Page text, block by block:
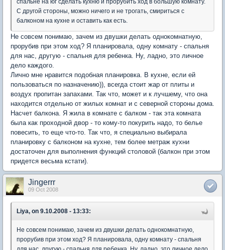
спальне на юг сделать кухню и прорубить ход в большую комнату.
С другой стороны, можно ничего и не трогать, смириться с
балконом на кухне и оставить как есть.
Не совсем понимаю, зачем из двушки делать однокомнатную,
прорубив при этом ход? Я планировала, одну комнату - спальня
для нас, другую - спальня для ребенка. Ну, ладно, это личное
дело каждого.
Лично мне нравится подобная планировка. В кухне, если ей
пользоваться по назначению)), всегда стоит жар от плиты и
воздух пропитан запахами. Так что, может и к лучшему, что она
находится отдельно от жилых комнат и с северной стороны дома.
Насчет балкона. Я жила в комнате с балком - так эта комната
была как проходной двор - то кому-то покурить надо, то белье
повесить, то еще что-то. Так что, я специально выбирала
планировку с балконом на кухне, тем более метраж кухни
достаточен для выполнения функций столовой (балкон при этом
придется весьма кстати).
Jingerrr
09 Oct 2008
Liya, on 9.10.2008 - 13:33:
Не совсем понимаю, зачем из двушки делать однокомнатную,
прорубив при этом ход? Я планировала, одну комнату - спальня